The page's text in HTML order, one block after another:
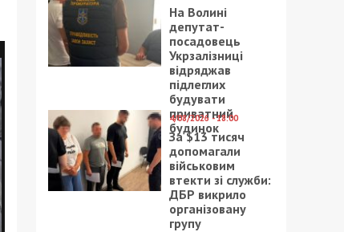
На Волині
депутат-
посадовець
Укрзалізниці
відряджав
підлеглих
будувати
приватний
будинок
4/08/2026 - 18:00
За $13 тисяч
допомагали
військовим
втекти зі служби:
ДБР викрило
організовану
групу